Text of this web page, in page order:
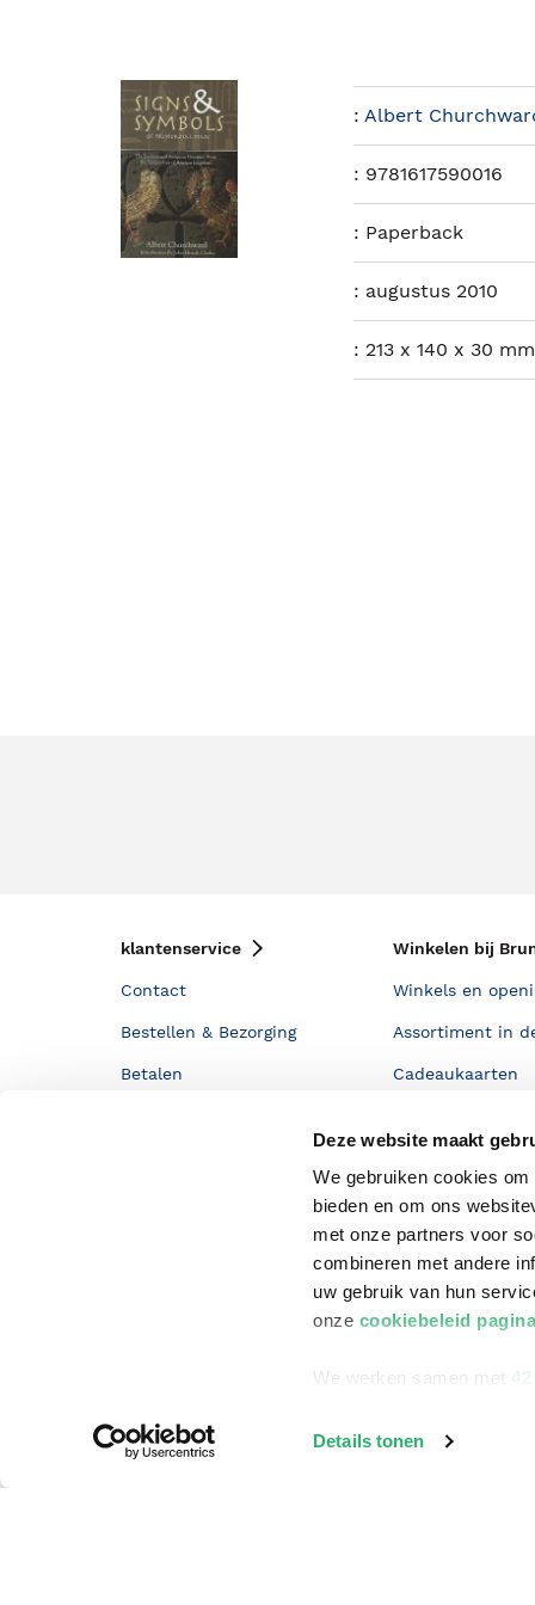
Deze website maakt
We gebruiken cookies
bieden en om ons
met onze partners voor
combineren met andere
uw gebruik van hun
onze cookiebeleid pagina
We werken samen met
Details tonen
: Albert
: 9781617590016
: Paperback
: augustus 2010
: 213 x 140 x 30
klantenservice
Contact
Bestellen & Bezorging
Betalen
Zakelijk boeken bestellen
Winkelen bij
Winkels en
Assortiment in
Cadeaukaarten
Staatsloterij
ING